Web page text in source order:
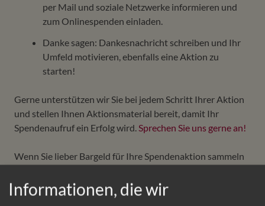
per Mail und soziale Netz­werke informieren und
zum Onlinespenden einladen.
Danke sagen: Dankes­­nachricht schreiben und Ihr
Umfeld moti­vieren, ebenfalls eine Aktion zu
starten!
Gerne unterstützen wir Sie bei jedem Schritt Ihrer Aktion
und stellen Ihnen Aktionsmaterial bereit, damit Ihr
Spendenaufruf ein Erfolg wird.Sprechen Sie uns gerne an!
Wenn Sie lieber Bar­geld für Ihre Spenden­aktion sammeln
über­weisen Sie den Betrag an­schlie­ßend ein­fach auf unser
Spenden­­konto (Deutsches Institut für Ärztliche Mission
Informationen, die wir